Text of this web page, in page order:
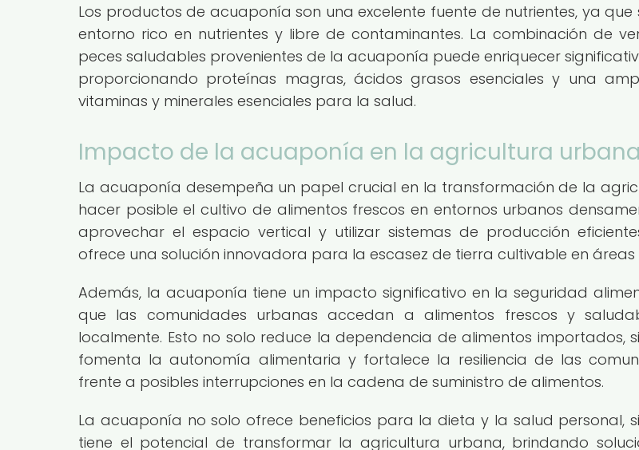
Los productos de acuaponía son una excelente fuente de nutrientes, ya que
entorno rico en nutrientes y libre de contaminantes. La combinación de
peces saludables provenientes de la acuaponía puede enriquecer
proporcionando proteínas magras, ácidos grasos esenciales y una
vitaminas y minerales esenciales para la salud.
Impacto de la acuaponía en la agricultura urbana
La acuaponía desempeña un papel crucial en la transformación de la
hacer posible el cultivo de alimentos frescos en entornos urbanos
aprovechar el espacio vertical y utilizar sistemas de producción
ofrece una solución innovadora para la escasez de tierra cultivable en áreas
Además, la acuaponía tiene un impacto significativo en la seguridad
que las comunidades urbanas accedan a alimentos frescos y
localmente. Esto no solo reduce la dependencia de alimentos importados,
fomenta la autonomía alimentaria y fortalece la resiliencia de las
frente a posibles interrupciones en la cadena de suministro de alimentos.
La acuaponía no solo ofrece beneficios para la dieta y la salud personal,
tiene el potencial de transformar la agricultura urbana, brindando